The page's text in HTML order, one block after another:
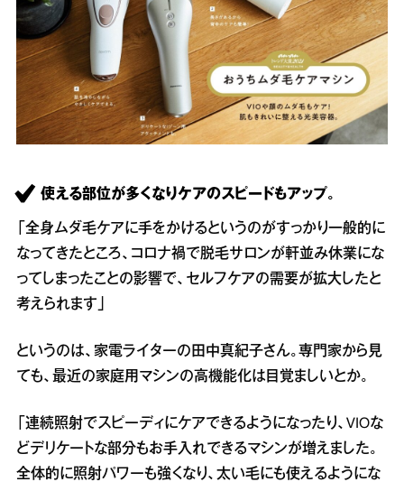
使える部位が多くなりケアのスピードもアップ。
「全身ムダ毛ケアに手をかけるというのがすっかり一般的に
なってきたところ、コロナ禍で脱毛サロンが軒並み休業にな
ってしまったことの影響で、セルフケアの需要が拡大したと
考えられます」
というのは、家電ライターの田中真紀子さん。専門家から見
ても、最近の家庭用マシンの高機能化は目覚ましいとか。
「連続照射でスピーディにケアできるようになったり、VIOな
どデリケートな部分もお手入れできるマシンが増えました。
全体的に照射パワーも強くなり、太い毛にも使えるようにな